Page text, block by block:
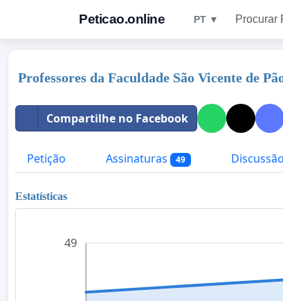
Peticao.online PT ▼ Procurar
Professores da Faculdade São Vicente de
Compartilhe no Facebook
Petição Assinaturas 49 Discussão
Estatísticas
49